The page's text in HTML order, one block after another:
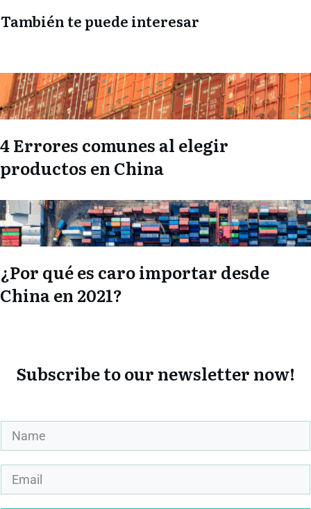
También te puede interesar
4 Errores comunes al elegir
productos en China
¿Por qué es caro importar desde
China en 2021?
Subscribe to our newsletter now!